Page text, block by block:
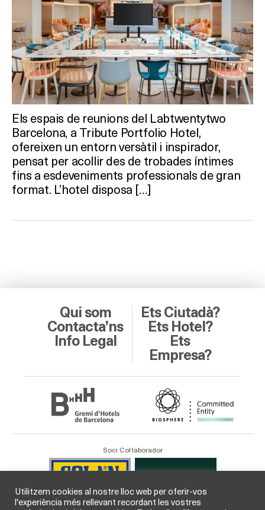
Els espais de reunions del Labtwentytwo
Barcelona, a Tribute Portfolio Hotel,
ofereixen un entorn versàtil i inspirador,
pensat per acollir des de trobades íntimes
fins a esdeveniments professionals de gran
format. L’hotel disposa […]
Qui som
Contacta’ns
Info Legal
Ets Ciutadà?
Ets Hotel?
Ets
Empresa?
Soci Col·laborador
Utilitzem cookies al nostre lloc web per oferir-vos
l'experiència més rellevant recordant les vostres